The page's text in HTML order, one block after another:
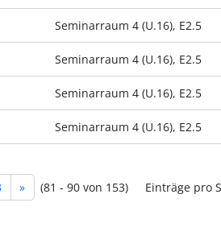
Seminarraum 4 (U.16), E2.5
Seminarraum 4 (U.16), E2.5
Seminarraum 4 (U.16), E2.5
Seminarraum 4 (U.16), E2.5
» (81 - 90 von 153) Einträge pro